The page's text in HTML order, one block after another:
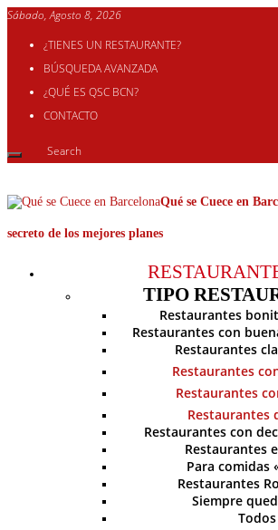
Sábado, Agosto 8, 2026
¿TIENES UN RESTAURANTE?
BÚSQUEDA AVANZADA
¿QUÉ ES QSC BCN?
CONTACTO
Qué se Cuece en
secreto de los mejores planes
TIPO
Restaurantes
Restaurantes con
Restaurantes
Restaurantes
Restaurantes
Restaurantes
Restaurantes con
Restaurantes
Para comidas
Restaurantes
Siempre
Todos